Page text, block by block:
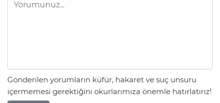
Gönderilen yorumların küfür, hakaret ve suç unsuru
içermemesi gerektiğini okurlarımıza önemle hatırlatırız!